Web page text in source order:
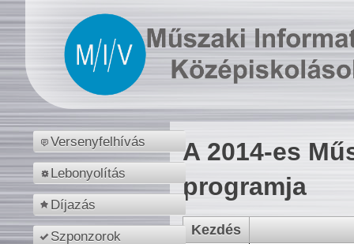
Versenyfelhívás
Lebonyolítás
Díjazás
Szponzorok
A 2014-es
programja
Kezdés